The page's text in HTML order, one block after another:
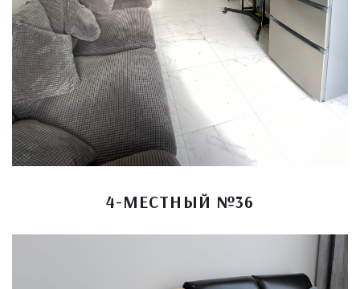
4-МЕСТНЫЙ №36